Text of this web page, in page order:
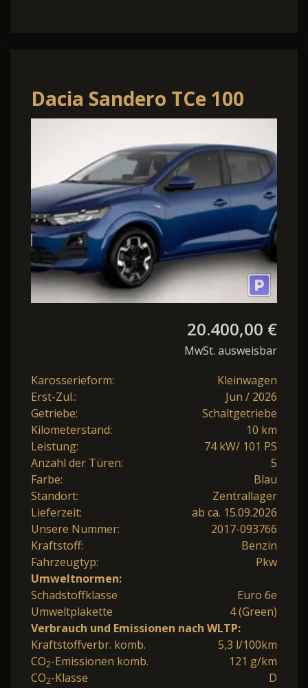
Dacia Sandero TCe 100
Journey SHZ RFK PDC LED
20.400,00 €
MwSt. ausweisbar
Karosserieform:
Kleinwagen
Erst-Zul.:
Jun / 2026
Getriebe:
Schaltgetriebe
Kilometerstand:
10 km
Leistung:
74 kW/ 101 PS
Anzahl der Türen:
5
Farbe:
Blau
Standort:
Zentrallager
Lieferzeit:
ab ca. 15.09.2026
Unsere Nummer:
2017-093766
Kraftstoff:
Benzin
Fahrzeugtyp:
Pkw
Umweltnormen:
Schadstoffklasse
Euro 6e
Umweltplakette
4 (Green)
Verbrauch und Emissionen nach WLTP:
Kraftstoffverbr. komb.
5,3 l/100km
CO2-Emissionen komb.
121 g/km
CO2-Klasse D